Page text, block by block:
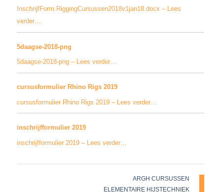
InschrijfForm.RiggingCursussen2018v1jan18.docx – Lees
verder…
5daagse-2018-png
5daagse-2018-png – Lees verder…
cursusformulier Rhino Rigs 2019
cursusformulier Rhino Rigs 2019 – Lees verder…
inschrijfformulier 2019
inschrijfformulier 2019 – Lees verder…
ARGH CURSUSSEN
ELEMENTAIRE HIJSTECHNIEK